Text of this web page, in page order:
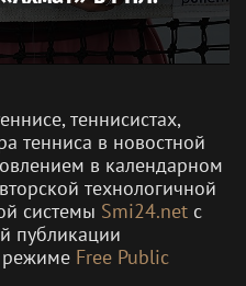
теннисистах,
тенниса в новостной
в календарном
технологичной
системы Smi24.net с
публикации
режиме Free Public